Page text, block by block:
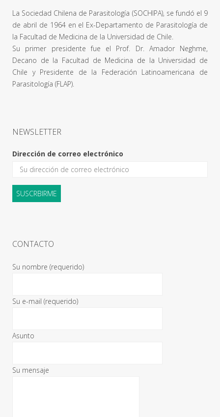
La Sociedad Chilena de Parasitología (SOCHIPA), se fundó el 9
de abril de 1964 en el Ex-Departamento de Parasitología de
la Facultad de Medicina de la Universidad de Chile.
Su primer presidente fue el Prof. Dr. Amador Neghme,
Decano de la Facultad de Medicina de la Universidad de
Chile y Presidente de la Federación Latinoamericana de
Parasitología (FLAP).
NEWSLETTER
Dirección de correo electrónico
CONTACTO
Su nombre (requerido)
Su e-mail (requerido)
Asunto
Su mensaje